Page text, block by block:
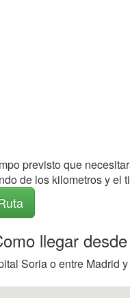
previsto que
de los kilometros y el
llegar
Soria o entre Madrid